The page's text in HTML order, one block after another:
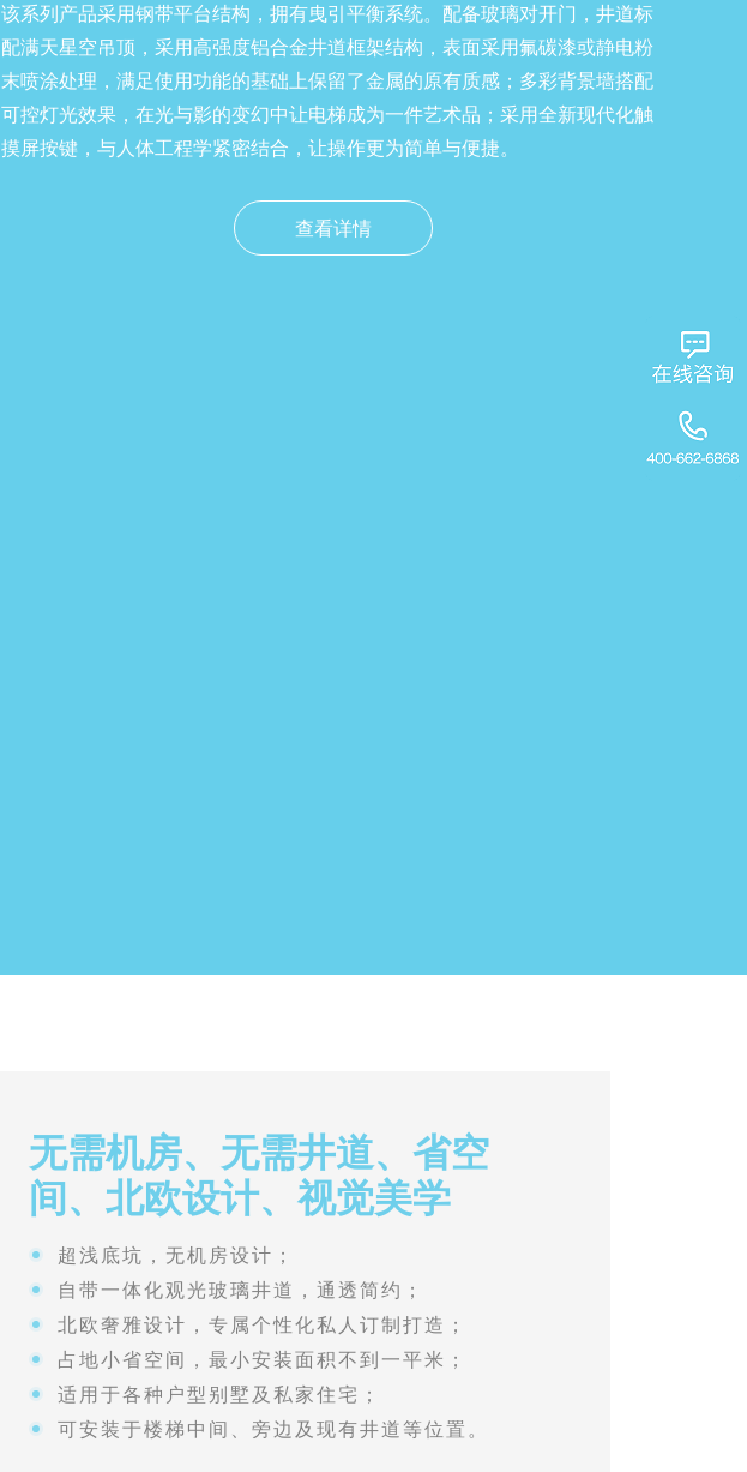
该系列产品采用钢带平台结构，拥有曳引平衡系统。配备玻璃对开门，井道标
配满天星空吊顶，采用高强度铝合金井道框架结构，表面采用氟碳漆或静电粉
末喷涂处理，满足使用功能的基础上保留了金属的原有质感；多彩背景墙搭配
可控灯光效果，在光与影的变幻中让电梯成为一件艺术品；采用全新现代化触
摸屏按键，与人体工程学紧密结合，让操作更为简单与便捷。
查看详情
无需机房、无需井道、省空
间、北欧设计、视觉美学
超浅底坑，无机房设计；
自带一体化观光玻璃井道，通透简约；
北欧奢雅设计，专属个性化私人订制打造；
占地小省空间，最小安装面积不到一平米；
适用于各种户型别墅及私家住宅；
可安装于楼梯中间、旁边及现有井道等位置。